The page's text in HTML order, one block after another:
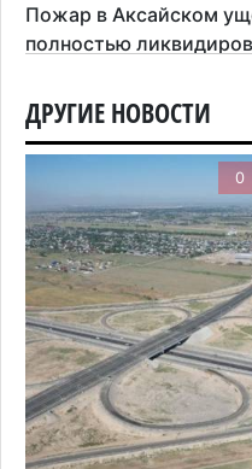
Пожар в Аксайском
полностью
Минэкологии
в Алматинской
Казахстан стал
мировом рейтинге
5 августа 2026 г. 13:55
Казахстан может
топлива для
запустят в Алатау
5 августа 2026 г. 12:32
ДРУГИЕ НОВОСТИ
0